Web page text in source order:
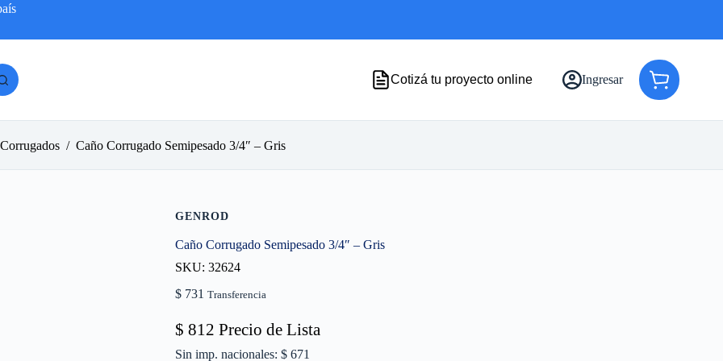
Cotizá tu proyecto online Ingresar
Carro
de
/ Caño Corrugado Semipesado 3/4″ – Gris
GENROD
Caño Corrugado Semipesado 3/4″ – Gris
SKU: 32624
$ 731 Transferencia
$ 812 Precio de Lista
Sin imp. nacionales: $ 671